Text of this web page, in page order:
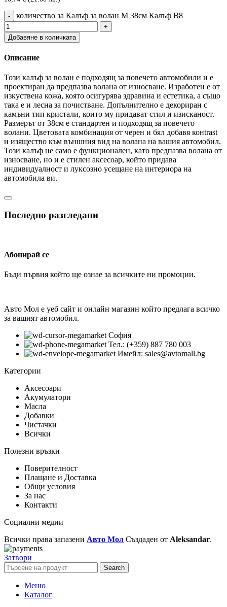
количество за Калъф за волан М 38см Калъф В8
Добавяне в количката
Описание
Този калъф за волан е подходящ за повечето автомобили и е
проектиран да предпазва волана от износване. Изработен е от
изкуствена кожа, която осигурява здравина и естетика, а също
така е и лесна за почистване. Допълнително е декориран с
камъни тип кристали, които му придават стил и изисканост.
Размерът от 38см е стандартен и подходящ за повечето
волани. Цветовата комбинация от черен и бял добавя конtrast
и изящество към външния вид на волана на вашия автомобил.
Този калъф не само е функционален, като предпазва волана от
износване, но и е стилен аксесоар, който придава
индивидуалност и луксозно усещане на интериора на
автомобила ви.
Последно разгледани
Абонирай се
Бъди първия който ще ознае за всичките ни промоции.
Авто Мол е уеб сайт и онлайн магазин който предлага всичко
за вашият автомобил.
София
Тел.: (+359) 887 780 003
Имейл: sales@avtomall.bg
Категории
Аксесоари
Акумулатори
Масла
Добавки
Чистачки
Всички
Полезни връзки
Поверителност
Плащане и Доставка
Общи условия
За нас
Контакти
Социални медии
Всички права запазени Авто Мол Създаден от Aleksandar.
Затвори
Search
Меню
Каталог